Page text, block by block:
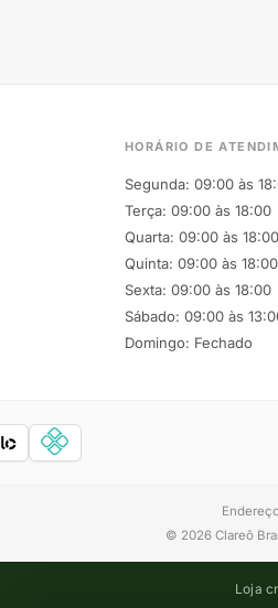
HORÁRIO DE
Segunda: 09:00 às
Terça: 09:00 às 18:00
Quarta: 09:00 às 18:00
Quinta: 09:00 às 18:00
Sexta: 09:00 às 18:00
Sábado: 09:00 às
Domingo: Fechado
© 2026 Clareô
Loja